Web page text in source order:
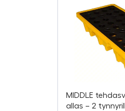
MIDDLE
allas – 2